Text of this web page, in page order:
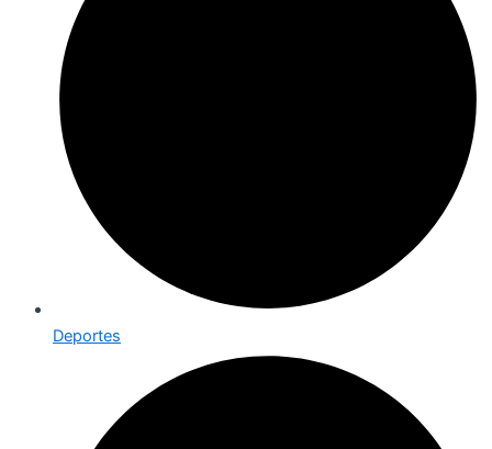
Deportes